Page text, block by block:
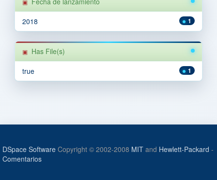
1
2018
Has File(s)
1
true
DSpace Software Copyright © 2002-2008 MIT and Hewlett-Packard -
Comentarios